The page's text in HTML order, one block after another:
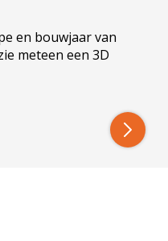
nog versterkt door de
met heel veel led branduren.
licht tegen de scherpste
en bouwjaar van
meteen een 3D